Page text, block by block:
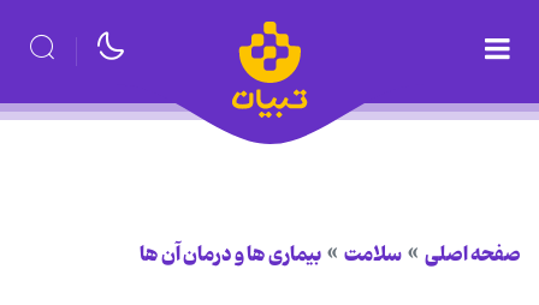
صفحه اصلی سلامت بیماری ها و درمان آن ها